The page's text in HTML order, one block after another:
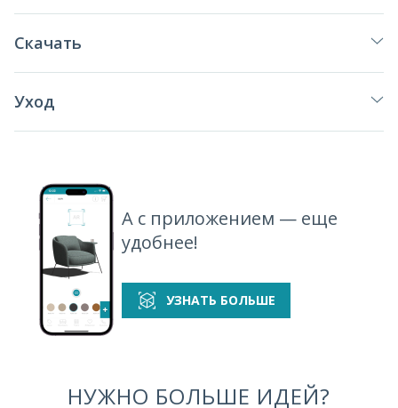
Скачать
Уход
А с приложением — еще
удобнее!
УЗНАТЬ БОЛЬШЕ
НУЖНО БОЛЬШЕ ИДЕЙ?